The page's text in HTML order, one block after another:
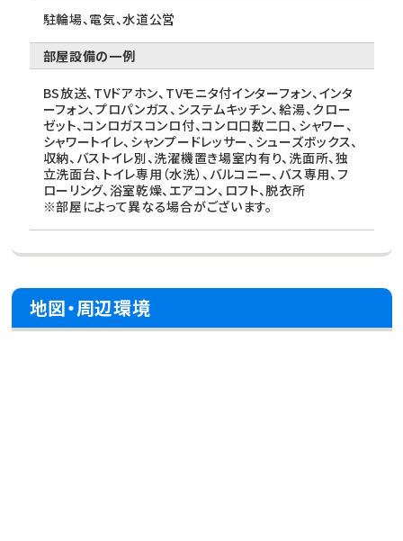
駐輪場、電気、水道公営
部屋設備の一例
BS放送、TVドアホン、TVモニタ付インターフォン、インタ
ーフォン、プロパンガス、システムキッチン、給湯、クロー
ゼット、コンロガスコンロ付、コンロ口数二口、シャワー、
シャワートイレ、シャンプードレッサー、シューズボックス、
収納、バストイレ別、洗濯機置き場室内有り、洗面所、独
立洗面台、トイレ専用（水洗）、バルコニー、バス専用、フ
ローリング、浴室乾燥、エアコン、ロフト、脱衣所
※部屋によって異なる場合がございます。
地図・周辺環境